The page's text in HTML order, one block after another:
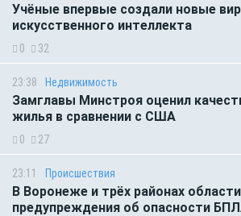
Учёные впервые создали новые
искусственного интеллекта
0 32
23:38 Недвижимость
Замглавы Минстроя оценил
жилья в сравнении с США
0 27
23:11 Происшествия
В Воронеже и трёх районах
предупреждения об опасности